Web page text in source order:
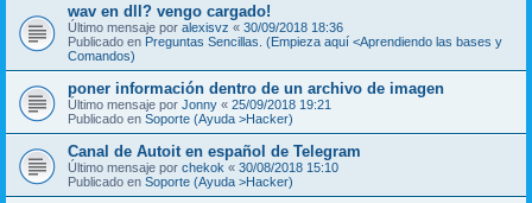
wav en dll? vengo cargado!
Último mensaje por alexisvz « 30/09/2018 18:36
Publicado en Preguntas Sencillas. (Empieza aquí <Aprendiendo las bases y
Comandos)
poner información dentro de un archivo de imagen
Último mensaje por Jonny « 25/09/2018 19:21
Publicado en Soporte (Ayuda >Hacker)
Canal de Autoit en español de Telegram
Último mensaje por chekok « 30/08/2018 15:10
Publicado en Soporte (Ayuda >Hacker)